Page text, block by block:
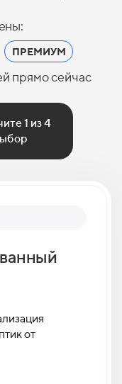
ПРЕМИУМ
прямо сейчас
1 из 4
от